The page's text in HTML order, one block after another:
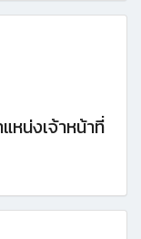
หน่งเจ้าหน้าที่